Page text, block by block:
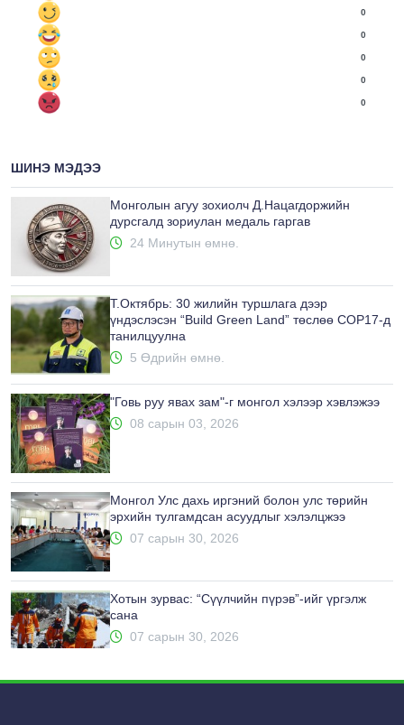
0
0
0
0
0
ШИНЭ МЭДЭЭ
Монголын агуу зохиолч Д.Нацагдоржийн
дурсгалд зориулан медаль гаргав
24 Минутын өмнө.
Т.Октябрь: 30 жилийн туршлага дээр
үндэслэсэн “Build Green Land” төслөө COP17-д
танилцуулна
5 Өдрийн өмнө.
"Говь руу явах зам"-г монгол хэлээр хэвлэжээ
08 сарын 03, 2026
Монгол Улс дахь иргэний болон улс төрийн
эрхийн тулгамдсан асуудлыг хэлэлцжээ
07 сарын 30, 2026
Хотын зурвас: “Сүүлчийн пүрэв”-ийг үргэлж
сана
07 сарын 30, 2026